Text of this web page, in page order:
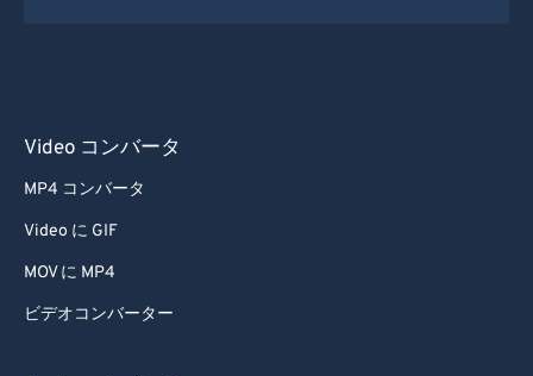
Video コンバータ
MP4 コンバータ
Video に GIF
MOV に MP4
ビデオコンバーター